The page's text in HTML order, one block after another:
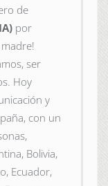
de
por
ser
Hoy
y
con un
Bolivia,
Ecuador,